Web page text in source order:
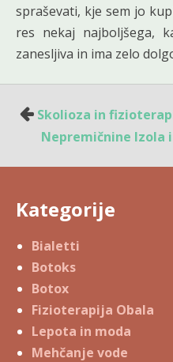
spraševati, kje sem jo
res nekaj najboljšega,
zanesljiva in ima zelo
Navigacija
prispevka
Skolioza in
Nepremičnine Izola
Kategorije
Bialetti
Botoks
Botox
Fizioterapija Obala
Lepota in moda
Mehčanje vode